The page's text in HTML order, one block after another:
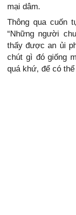
mại dâm.
Thông qua cuốn
“Những người
thấy được an ủi
chút gì đó giống
quá khứ, để có